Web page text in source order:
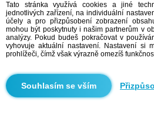
Mám
Vyhledávání
Tato stránka využívá cookies a jiné
jednotlivých zařízení, na individuální
účely a pro přizpůsobení zobrazení
mohou být poskytnuty i našim partnerům v
analýzy. Pokud budeš pokračovat v
vyhovuje aktuální nastavení. Nastavení si
prohlížeči, čímž však výrazně omezíš